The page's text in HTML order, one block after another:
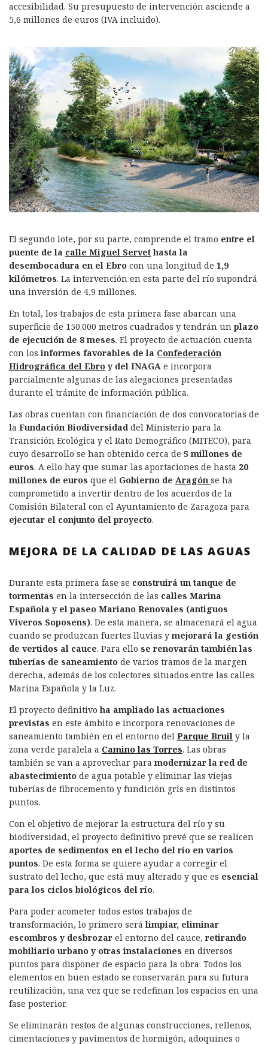
accesibilidad. Su presupuesto de intervención asciende a
5,6 millones de euros (IVA incluido).
El segundo lote, por su parte, comprende el tramo entre el
puente de la calle Miguel Servethasta la
desembocadura en el Ebro con una longitud de 1,9
kilómetros. La intervención en esta parte del río supondrá
una inversión de 4,9 millones.
En total, los trabajos de esta primera fase abarcan una
superficie de 150.000 metros cuadrados y tendrán un plazo
de ejecución de 8 meses. El proyecto de actuación cuenta
con losinformes favorables de la Confederación
Hidrográfica del Ebro y del INAGA e incorpora
parcialmente algunas de las alegaciones presentadas
durante el trámite de información pública.
Las obras cuentan con financiación de dos convocatorias de
la Fundación Biodiversidad del Ministerio para la
Transición Ecológica y el Rato Demográfico (MITECO), para
cuyo desarrollo se han obtenido cerca de 5 millones de
euros. A ello hay que sumar las aportaciones de hasta 20
millones de euros que el Gobierno de Aragón se ha
comprometido a invertir dentro de los acuerdos de la
Comisión Bilateral con el Ayuntamiento de Zaragoza para
ejecutar el conjunto del proyecto.
MEJORA DE LA CALIDAD DE LAS AGUAS
Durante esta primera fase se construirá un tanque de
tormentas en la intersección de las calles Marina
Española y el paseo Mariano Renovales (antiguos
Viveros Soposens). De esta manera, se almacenará el agua
cuando se produzcan fuertes lluvias y mejorará la gestión
de vertidos al cauce. Para ello se renovarán también las
tuberías de saneamiento de varios tramos de la margen
derecha, además de los colectores situados entre las calles
Marina Española y la Luz.
El proyecto definitivoha ampliado las actuaciones
previstas en este ámbito e incorpora renovaciones de
saneamiento también en el entorno del Parque Bruil y la
zona verde paralela a Camino las Torres. Las obras
también se van a aprovechar para modernizar la red de
abastecimiento de agua potable y eliminar las viejas
tuberías de fibrocemento y fundición gris en distintos
puntos.
Con el objetivo de mejorar la estructura del río y su
biodiversidad, el proyecto definitivo prevé que se realicen
aportes de sedimentos en el lecho del río en varios
puntos. De esta forma se quiere ayudar a corregir el
sustrato del lecho, que está muy alterado y que es esencial
para los ciclos biológicos del río.
Para poder acometer todos estos trabajos de
transformación, lo primero serálimpiar, eliminar
escombros y desbrozar el entorno del cauce, retirando
mobiliario urbano y otras instalaciones en diversos
puntos para disponer de espacio para la obra. Todos los
elementos en buen estado se conservarán para su futura
reutilización, una vez que se redefinan los espacios en una
fase posterior.
Se eliminarán restos de algunas construcciones, rellenos,
cimentaciones y pavimentos de hormigón, adoquines o